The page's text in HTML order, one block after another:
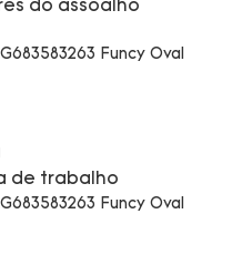
do assoalho
de trabalho